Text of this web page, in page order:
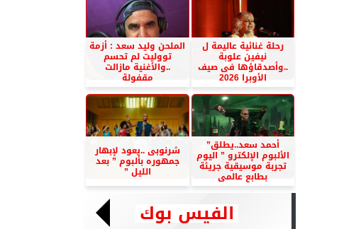
رحلة غنائية عاليمة ل
نيفين علوبة
..وأصدقاؤها فى صيف
الأوبرا 2026
الملحن وليد سعد : أزمة
تووليت لم تحسم
..والأغنية مازالت
مقفولة
أحمد سعد..يطلق”
الألبوم الإلكترو ” اليوم
تجربة موسيقية جريئة
بطابع عالمى
شرنوبى ..يعود لإبهار
جمهوره بألبوم ” بعد
الليل ”
الفيس بوك